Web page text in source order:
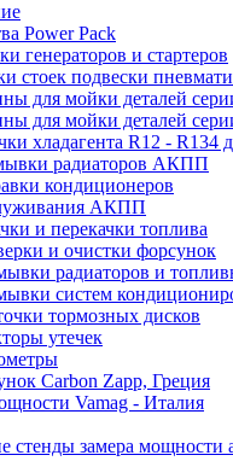
Power Pack
генераторов и стартеров
стоек подвески
для мойки деталей
для мойки деталей
хладагента R12 -
радиаторов АКПП
кондиционеров
АКПП
и перекачки топлива
и очистки форсунок
радиаторов и
систем
тормозных дисков
утечек
Carbon Zapp, Греция
Vamag - Италия
стенды замера мощности